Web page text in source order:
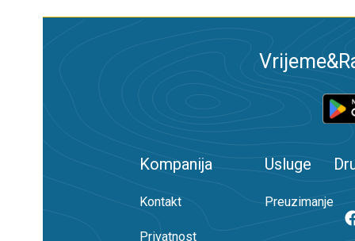
Kompanija
Kontakt
Privatnost
Usluge
Preuzimanje